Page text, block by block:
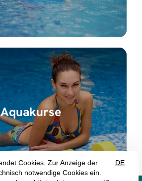
Aquakurse